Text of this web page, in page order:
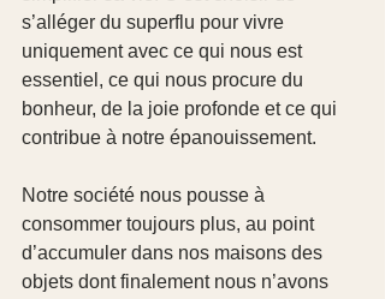
s’alléger du superflu pour vivre
uniquement avec ce qui nous est
essentiel, ce qui nous procure du
bonheur, de la joie profonde et ce qui
contribue à notre épanouissement.
Notre société nous pousse à
consommer toujours plus, au point
d’accumuler dans nos maisons des
objets dont finalement nous n’avons